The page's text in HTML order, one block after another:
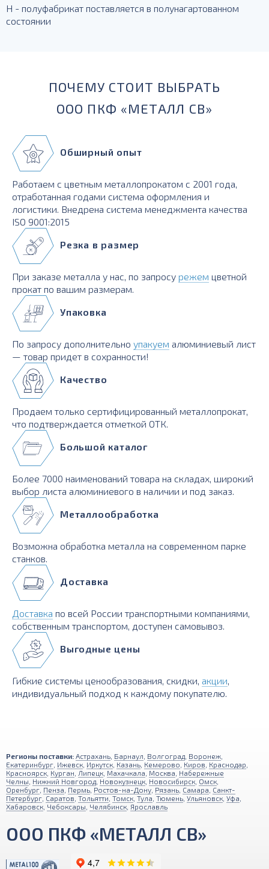
Н - полуфабрикат поставляется в полунагартованном
состоянии
ПОЧЕМУ СТОИТ ВЫБРАТЬ
ООО ПКФ «МЕТАЛЛ СВ»
Обширный опыт
Работаем с цветным металлопрокатом с 2001 года,
отработанная годами система оформления и
логистики. Внедрена система менеджмента качества
ISO 9001:2015
Резка в размер
При заказе металла у нас, по запросу режем цветной
прокат по вашим размерам.
Упаковка
По запросу дополнительно упакуем алюминиевый лист
— товар придет в сохранности!
Качество
Продаем только сертифицированный металлопрокат,
что подтверждается отметкой ОТК.
Большой каталог
Более 7000 наименований товара на складах, широкий
выбор листа алюминиевого в наличии и под заказ.
Металлообработка
Возможна обработка металла на современном парке
станков.
Доставка
Доставка по всей России транспортными компаниями,
собственным транспортом, доступен самовывоз.
Выгодные цены
Гибкие системы ценообразования, скидки, акции,
индивидуальный подход к каждому покупателю.
Регионы поставки: Астрахань Барнаул Волгоград Воронеж
Екатеринбург Ижевск Иркутск Казань Кемерово Киров Краснодар
Красноярск Курган Липецк Махачкала Москва Набережные
Челны Нижний Новгород Новокузнецк Новосибирск Омск
Оренбург Пенза Пермь Ростов-на-Дону Рязань Самара Санкт-
Петербург Саратов Тольятти Томск Тула Тюмень Ульяновск Уфа
Хабаровск Чебоксары Челябинск Ярославль
ООО ПКФ «МЕТАЛЛ СВ»